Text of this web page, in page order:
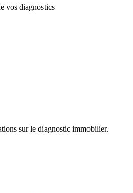
vos diagnostics
sur le diagnostic immobilier.